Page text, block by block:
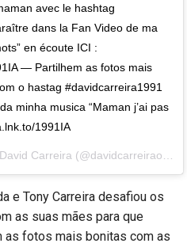
avec le hashtag
dans la Fan Video de ma
en écoute ICI :
— Partilhem as fotos mais
o hastag #davidcarreira1991
minha musica “Maman j’ai pas
1991IA
e Tony Carreira desafiou os
as suas mães para que
as fotos mais bonitas com as